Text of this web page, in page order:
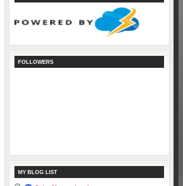
FOLLOWERS
MY BLOG LIST